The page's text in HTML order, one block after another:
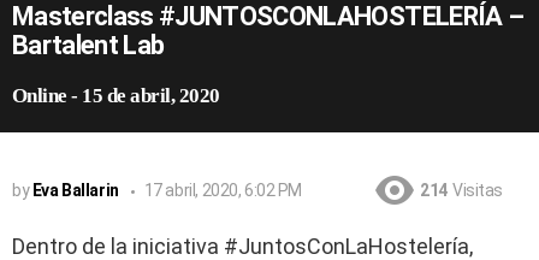
Masterclass #JUNTOSCONLAHOSTELERÍA –
Bartalent Lab
Online - 15 de abril, 2020
by Eva Ballarin 17 abril, 2020, 6:02 PM 214 Visitas
Dentro de la iniciativa #JuntosConLaHostelería,